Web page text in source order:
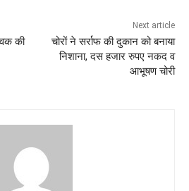
की
Next article
चोरों ने सर्राफ की दुकान को बनाया
निशाना, दस हजार रुपए नकद व
आभूषण चोरी